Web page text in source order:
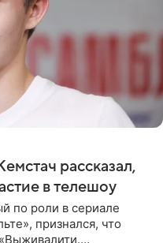
рассказал,
в телешоу
по роли в сериале
признался, что